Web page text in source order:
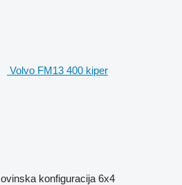
Volvo FM13 400 kiper
konfiguracija 6x4